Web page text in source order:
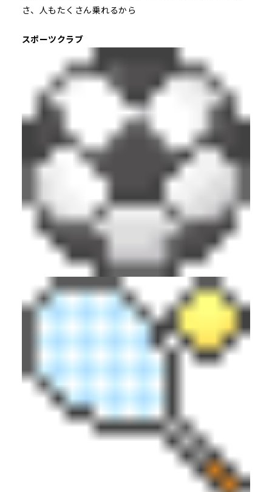
さ、人もたくさん乗れるから
スポーツクラブ